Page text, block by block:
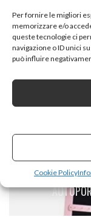
Per fornire le migliori
memorizzare e/o
queste tecnologie ci
navigazione o ID unici
può influire
Cookie Policy
LNDDP
PASSEGGIO,
TIDYARD
LUCE A LED